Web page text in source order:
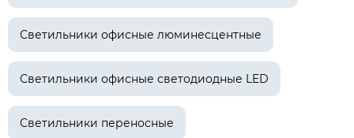
Светильники офисные люминесцентные
Светильники офисные светодиодные LED
Светильники переносные